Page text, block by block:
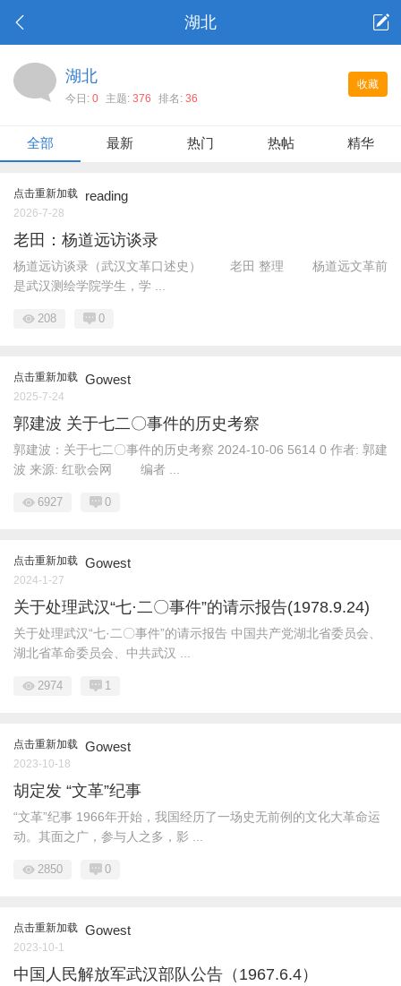
湖北
收藏
湖北
今日: 0 主题: 376 排名: 36
全部 最新 热门 热帖 精华
点击重新加载 reading
2026-7-28
老田：杨道远访谈录
杨道远访谈录（武汉文革口述史） 老田 整理 杨道远文革前
是武汉测绘学院学生，学 ...
208 0
点击重新加载 Gowest
2025-7-24
郭建波 关于七二〇事件的历史考察
郭建波：关于七二〇事件的历史考察 2024-10-06 5614 0 作者: 郭建
波 来源: 红歌会网 编者 ...
6927 0
点击重新加载 Gowest
2024-1-27
关于处理武汉“七·二〇事件”的请示报告(1978.9.24)
关于处理武汉“七·二〇事件”的请示报告 中国共产党湖北省委员会、
湖北省革命委员会、中共武汉 ...
2974 1
点击重新加载 Gowest
2023-10-18
胡定发 “文革”纪事
“文革”纪事 1966年开始，我国经历了一场史无前例的文化大革命运
动。其面之广，参与人之多，影 ...
2850 0
点击重新加载 Gowest
2023-10-1
中国人民解放军武汉部队公告（1967.6.4）